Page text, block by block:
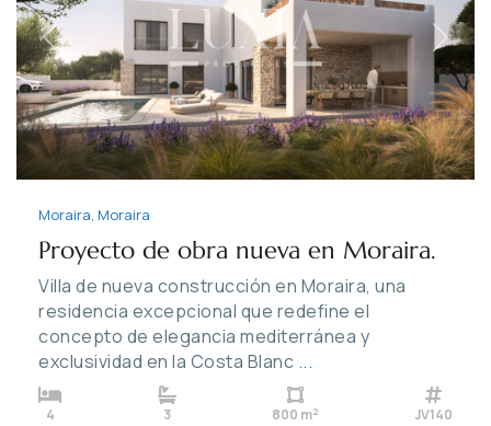
Previous Next
Moraira, Moraira
Proyecto de obra nueva en Moraira.
Villa de nueva construcción en Moraira, una
residencia excepcional que redefine el
concepto de elegancia mediterránea y
exclusividad en la Costa Blanc ...
4 3 800 m2 JV140